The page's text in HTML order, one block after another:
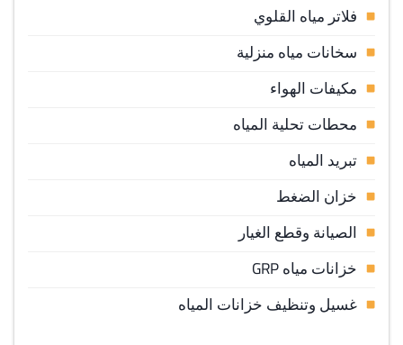
فلاتر مياه القلوي
سخانات مياه منزلية
مكيفات الهواء
محطات تحلية المياه
تبريد المياه
خزان الضغط
الصيانة وقطع الغيار
خزانات مياه GRP
غسيل وتنظيف خزانات المياه